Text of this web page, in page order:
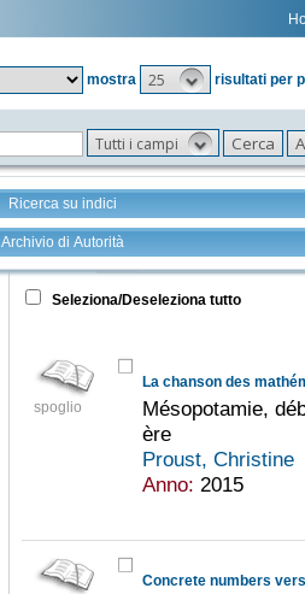
mostra
25 risultati per
Tutti i campi
Ricerca su indici
Archivio di Autorità
Tutto +
Seleziona/Deseleziona tutto
spoglio
La chanson des
Mésopotamie,
ère
Proust, Christine
Anno: 2015
Concrete numbers